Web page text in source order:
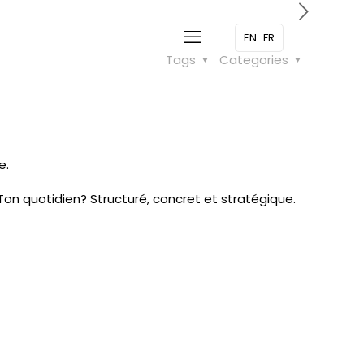
EN FR
Categories
Tags
quotidien? Structuré, concret et stratégique.